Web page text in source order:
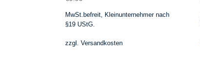
MwSt.befreit, Kleinunternehmer nach
§19 UStG.
zzgl.Versandkosten